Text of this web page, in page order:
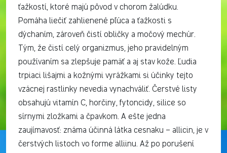
ťažkostí, ktoré majú pôvod v chorom žalúdku.
Pomáha liečiť zahlienené pľúca a ťažkosti s
dýchaním, zároveň čistí obličky a močový mechúr.
Tým, že čistí celý organizmus, jeho pravidelným
používaním sa zlepšuje pamäť a aj stav kože. Ľudia
trpiaci lišajmi a kožnými vyrážkami si účinky tejto
vzácnej rastlinky nevedia vynachváliť. Čerstvé listy
obsahujú vitamín C, horčiny, fytoncidy, silice so
sírnymi zložkami a čpavkom. A ešte jedna
zaujímavosť: známa účinná látka cesnaku – allicin, je v
čerstvých listoch vo forme alliinu. Až po porušení